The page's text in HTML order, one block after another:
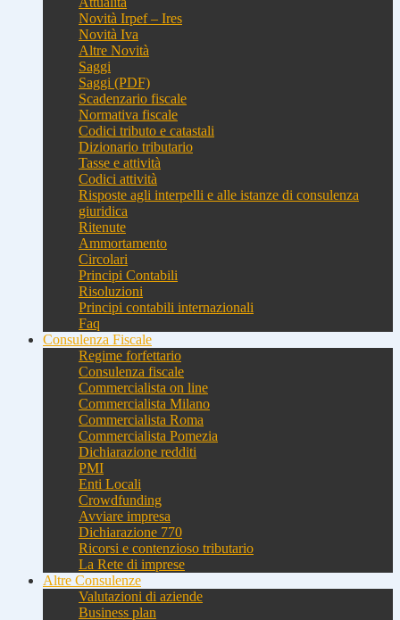
Novità Irpef – Ires
Novità Iva
Altre Novità
Saggi
Saggi (PDF)
Scadenzario fiscale
Normativa fiscale
Codici tributo e catastali
Dizionario tributario
Tasse e attività
Codici attività
Risposte agli interpelli e alle istanze di consulenza
giuridica
Ritenute
Ammortamento
Circolari
Principi Contabili
Risoluzioni
Principi contabili internazionali
Faq
Consulenza Fiscale
Regime forfettario
Consulenza fiscale
Commercialista on line
Commercialista Milano
Commercialista Roma
Commercialista Pomezia
Dichiarazione redditi
PMI
Enti Locali
Crowdfunding
Avviare impresa
Dichiarazione 770
Ricorsi e contenzioso tributario
La Rete di imprese
Altre Consulenze
Valutazioni di aziende
Business plan